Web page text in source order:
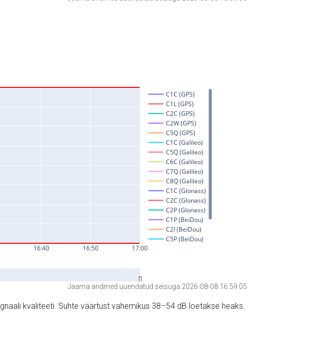
Jaama andmed uuendatud seisuga 2026-08-08 16:59:05
kvaliteeti. Suhte väärtust vahemikus 38–54 dB loetakse heaks.